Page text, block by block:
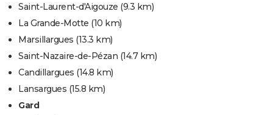
Saint-Laurent-d'Aigouze (9.3 km)
La Grande-Motte (10 km)
Marsillargues (13.3 km)
Saint-Nazaire-de-Pézan (14.7 km)
Candillargues (14.8 km)
Lansargues (15.8 km)
Gard